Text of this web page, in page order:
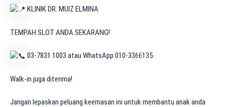
KLINIK DR. MUIZ ELMINA
TEMPAH SLOT ANDA SEKARANG!
03-7831 1003 atau WhatsApp 010-3366135.
Walk-in juga diterima!
Jangan lepaskan peluang keemasan ini untuk membantu anak anda